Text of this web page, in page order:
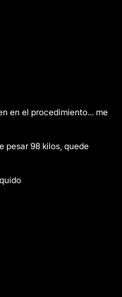
en el procedimiento... me
pesar 98 kilos, quede